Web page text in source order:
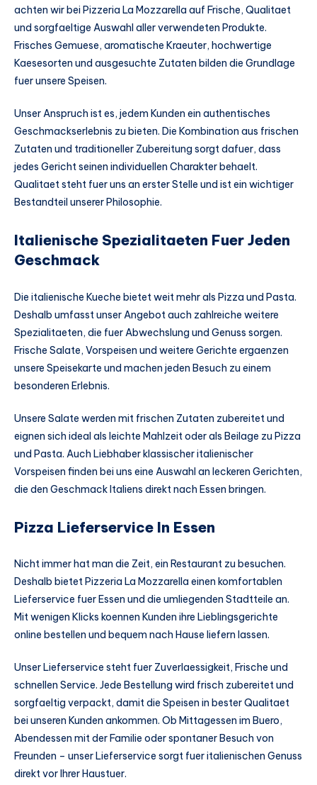
achten wir bei Pizzeria La Mozzarella auf Frische, Qualitaet
und sorgfaeltige Auswahl aller verwendeten Produkte.
Frisches Gemuese, aromatische Kraeuter, hochwertige
Kaesesorten und ausgesuchte Zutaten bilden die Grundlage
fuer unsere Speisen.
Unser Anspruch ist es, jedem Kunden ein authentisches
Geschmackserlebnis zu bieten. Die Kombination aus frischen
Zutaten und traditioneller Zubereitung sorgt dafuer, dass
jedes Gericht seinen individuellen Charakter behaelt.
Qualitaet steht fuer uns an erster Stelle und ist ein wichtiger
Bestandteil unserer Philosophie.
Italienische Spezialitaeten Fuer Jeden
Geschmack
Die italienische Kueche bietet weit mehr als Pizza und Pasta.
Deshalb umfasst unser Angebot auch zahlreiche weitere
Spezialitaeten, die fuer Abwechslung und Genuss sorgen.
Frische Salate, Vorspeisen und weitere Gerichte ergaenzen
unsere Speisekarte und machen jeden Besuch zu einem
besonderen Erlebnis.
Unsere Salate werden mit frischen Zutaten zubereitet und
eignen sich ideal als leichte Mahlzeit oder als Beilage zu Pizza
und Pasta. Auch Liebhaber klassischer italienischer
Vorspeisen finden bei uns eine Auswahl an leckeren Gerichten,
die den Geschmack Italiens direkt nach Essen bringen.
Pizza Lieferservice In Essen
Nicht immer hat man die Zeit, ein Restaurant zu besuchen.
Deshalb bietet Pizzeria La Mozzarella einen komfortablen
Lieferservice fuer Essen und die umliegenden Stadtteile an.
Mit wenigen Klicks koennen Kunden ihre Lieblingsgerichte
online bestellen und bequem nach Hause liefern lassen.
Unser Lieferservice steht fuer Zuverlaessigkeit, Frische und
schnellen Service. Jede Bestellung wird frisch zubereitet und
sorgfaeltig verpackt, damit die Speisen in bester Qualitaet
bei unseren Kunden ankommen. Ob Mittagessen im Buero,
Abendessen mit der Familie oder spontaner Besuch von
Freunden – unser Lieferservice sorgt fuer italienischen Genuss
direkt vor Ihrer Haustuer.